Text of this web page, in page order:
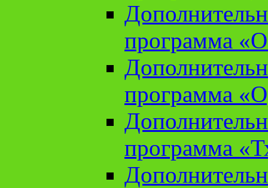
программа
программа
программа